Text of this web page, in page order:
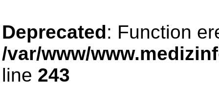
Deprecated: Function
/var/www/
line 243